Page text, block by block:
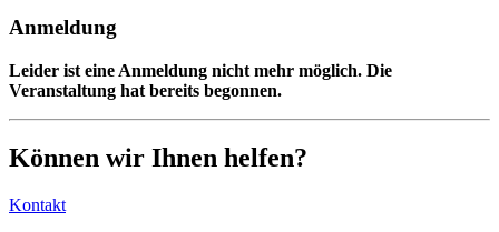
Anmeldung
Leider ist eine Anmeldung nicht mehr möglich. Die
Veranstaltung hat bereits begonnen.
Können wir Ihnen helfen?
Kontakt